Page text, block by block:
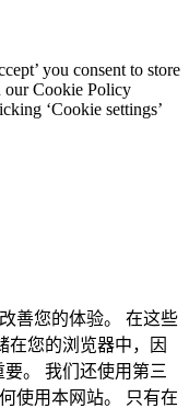
you consent to store
our Cookie Policy
‘Cookie settings’
善您的体验。 在这些
在您的浏览器中，因
。 我们还使用第三
使用本网站。 只有在